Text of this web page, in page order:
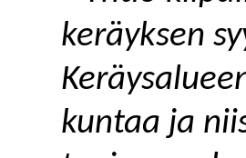
keräyksen
kuntaa ja